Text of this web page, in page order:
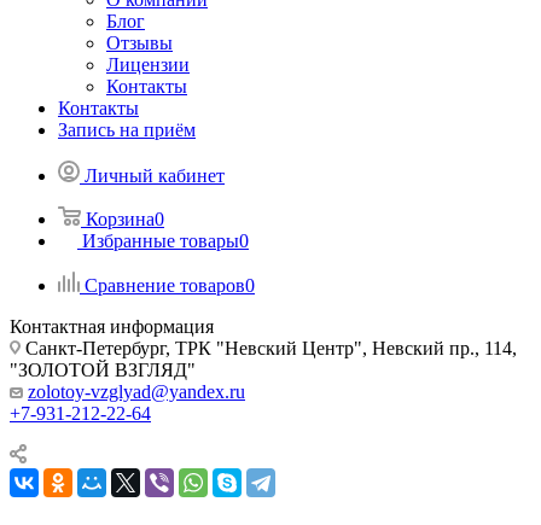
Блог
Отзывы
Лицензии
Контакты
Контакты
Запись на приём
Личный кабинет
Корзина0
Избранные товары0
Сравнение товаров0
Контактная информация
Санкт-Петербург, ТРК "Невский Центр", Невский пр., 114,
"ЗОЛОТОЙ ВЗГЛЯД"
zolotoy-vzglyad@yandex.ru
+7-931-212-22-64